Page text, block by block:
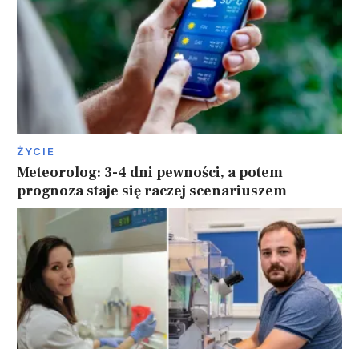
ŻYCIE
Meteorolog: 3-4 dni pewności, a potem
prognoza staje się raczej scenariuszem